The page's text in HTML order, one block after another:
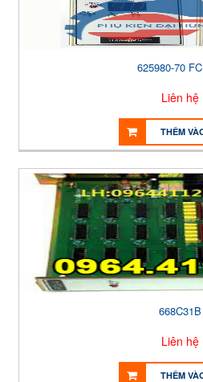
625980-70
Liên hệ
THÊM
668C31B
Liên hệ
THÊM